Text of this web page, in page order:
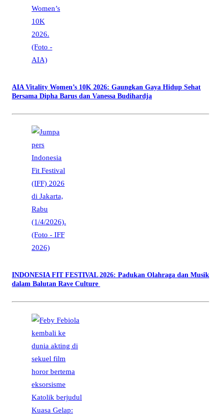
AIA Vitality Women’s 10K 2026: Gaungkan Gaya Hidup Sehat
Bersama Dipha Barus dan Vanessa Budihardja
INDONESIA FIT FESTIVAL 2026: Padukan Olahraga dan Musik
dalam Balutan Rave Culture